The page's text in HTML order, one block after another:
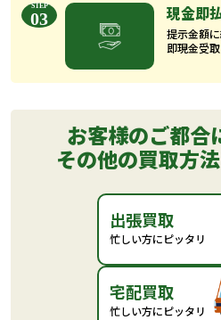
03 現金即
提示金額
即現金受取
お客様のご都合
その他の買取方
出張買取
忙しい方にピッタリ
宅配買取
忙しい方にピッタリ